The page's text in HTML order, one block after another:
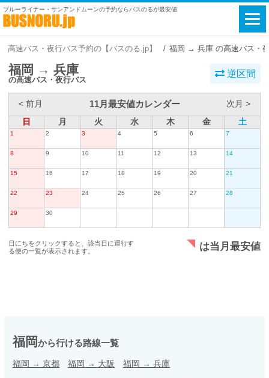
ブルーライナー・サンアンドムーンの予約ならバスのるが最安値
高速バス・夜行バス予約の【バスのる.jp】 福岡 → 兵庫 の高速バス・
福岡 → 兵庫
の高速バス・夜行バス
逆区間
< 前月 11月最安値カレンダー
次月 >
日
月 火 水 木 金 土
1 2 3 4 5 6 7
8 9 10 11 12 13 14
15 16 17 18 19 20 21
22 23 24 25 26 27 28
29 30
日にちをクリックすると、該当日に運行す
る便の一覧が表示されます。
は当月最安値
福岡から行ける路線一覧
福岡 → 京都 福岡 → 大阪 福岡 → 兵庫